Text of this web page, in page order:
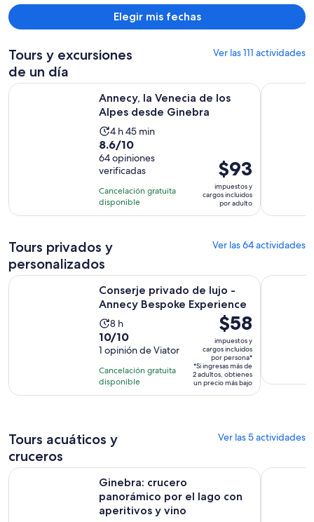
por
Elegir mis fechas
Tours y excursiones
de un día
Ver las 111 actividades
Annecy, la Venecia de los
Alpes desde Ginebra
La
actividad
dura
4
horas
y
45
4 h 45 min
8.6
de
10
con
64
opiniones
8.6/10
64 opiniones
verificadas
Cancelación gratuita
disponible
El
precio
es
de
por
adulto
$93
impuestos y
cargos incluidos
por adulto
Annecy, la Venecia de los Alpes desde Ginebra Se abrirá en
Tours privados y
personalizados
Ver las 64 actividades
Conserje privado de lujo -
Annecy Bespoke Experience
La
actividad
dura
8
horas
8 h
10.0
de
10
con
1
10/10
1 opinión de Viator
Cancelación gratuita
disponible
El
precio
es
de
$58.
por
$58
impuestos y
cargos incluidos
por persona*
*Si ingresas más de
2 adultos, obtienes
un precio más bajo
Conserje privado de lujo - Annecy Bespoke ExperienceConserje
Tours acuáticos y
cruceros
Ver las 5 actividades
Ginebra: crucero
panorámico por el lago con
aperitivos y vino
Ginebra: crucero panorámico por el lago con aperitivos y
Visita